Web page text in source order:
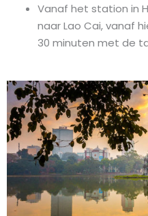
Vanaf het station in
naar Lao Cai, vanaf
30 minuten met de